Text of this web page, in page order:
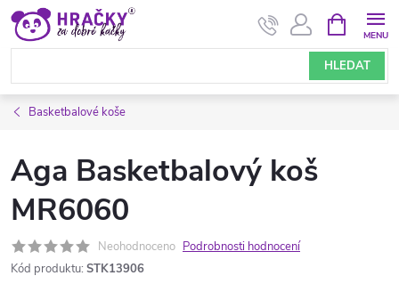
Přejít
obsah
HLEDAT
NÁKUPNÍ
KOŠÍK
Basketbalové koše
Aga Basketbalový koš
MR6060
Neohodnoceno Podrobnosti hodnocení
Kód produktu: STK13906